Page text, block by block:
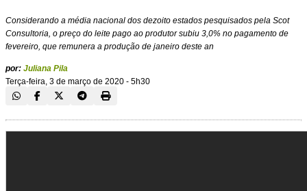
Considerando a média nacional dos dezoito estados pesquisados pela Scot
Consultoria, o preço do leite pago ao produtor subiu 3,0% no pagamento de
fevereiro, que remunera a produção de janeiro deste an
por: Juliana Pila
Terça-feira, 3 de março de 2020 - 5h30